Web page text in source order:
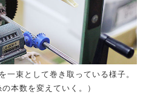
一束として巻き取っている様子。
本数を変えていく。）